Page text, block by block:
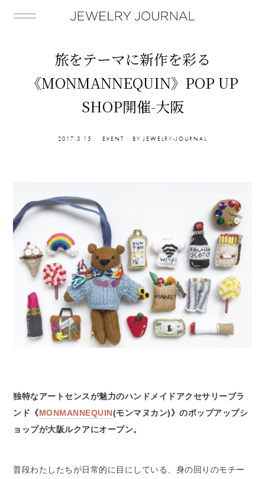
旅をテーマに新作を彩る
《MONMANNEQUIN》POP UP
SHOP開催-大阪
2017.3.15 EVENT BY JEWELRY-JOURNAL
独特なアートセンスが魅力のハンドメイドアクセサリーブラ
ンド《MONMANNEQUIN(モンマヌカン)》のポップアップシ
ョップが大阪ルクアにオープン。
普段わたしたちが日常的に目にしている、身の回りのモチー